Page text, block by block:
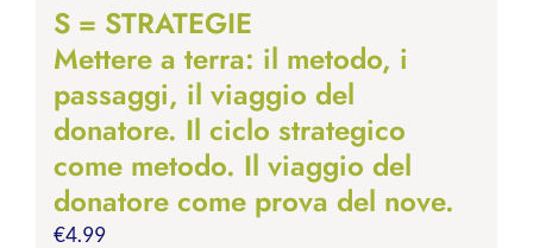
S = STRATEGIE
Mettere a terra: il metodo, i
passaggi, il viaggio del
donatore. Il ciclo strategico
come metodo. Il viaggio del
donatore come prova del nove.
€4.99